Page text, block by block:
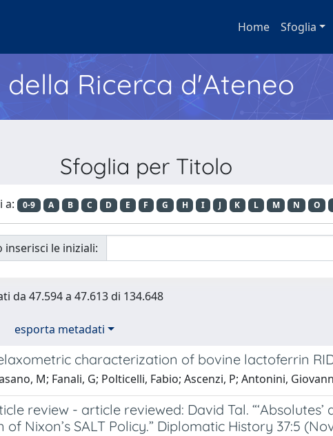
Home Sfoglia
Ricerca d'Ateneo
Sfoglia per Titolo
a: 0-9 A B C D E F G H I J K L M N O
inserisci le iniziali:
da 47.594 a 47.613 di 134.648
esporta metadati
characterization of bovine lactoferrin
M; Fanali, G; Polticelli, Fabio; Ascenzi, P; Antonini,
review - article reviewed: David Tal. “‘Absolutes’
Nixon’s SALT Policy.” Diplomatic History 37:5